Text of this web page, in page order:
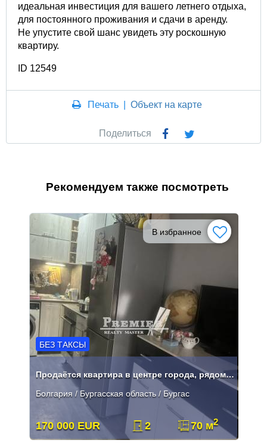
идеальная инвестиция для вашего летнего отдыха,
для постоянного проживания и сдачи в аренду.
Не упустите свой шанс увидеть эту роскошную
квартиру.
ID 12549
Печать |Объект на карте
Поделиться
Рекомендуем также посмотреть
В избранное
БЕЗ ТАКСЫ
Продаётся квартира в центре города, рядом с памятником Алёше .
Болгария / Бургасская область / Бургас
170 000 EUR 2 70 м2